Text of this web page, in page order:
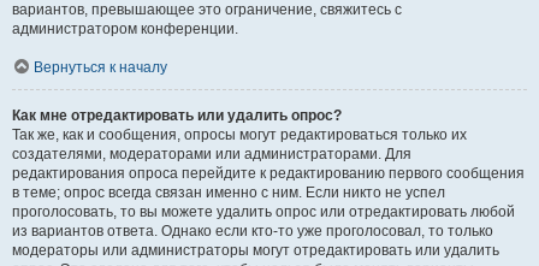
вариантов, превышающее это ограничение, свяжитесь с
администратором конференции.
Вернуться к началу
Как мне отредактировать или удалить опрос?
Так же, как и сообщения, опросы могут редактироваться только их
создателями, модераторами или администраторами. Для
редактирования опроса перейдите к редактированию первого сообщения
в теме; опрос всегда связан именно с ним. Если никто не успел
проголосовать, то вы можете удалить опрос или отредактировать любой
из вариантов ответа. Однако если кто-то уже проголосовал, то только
модераторы или администраторы могут отредактировать или удалить